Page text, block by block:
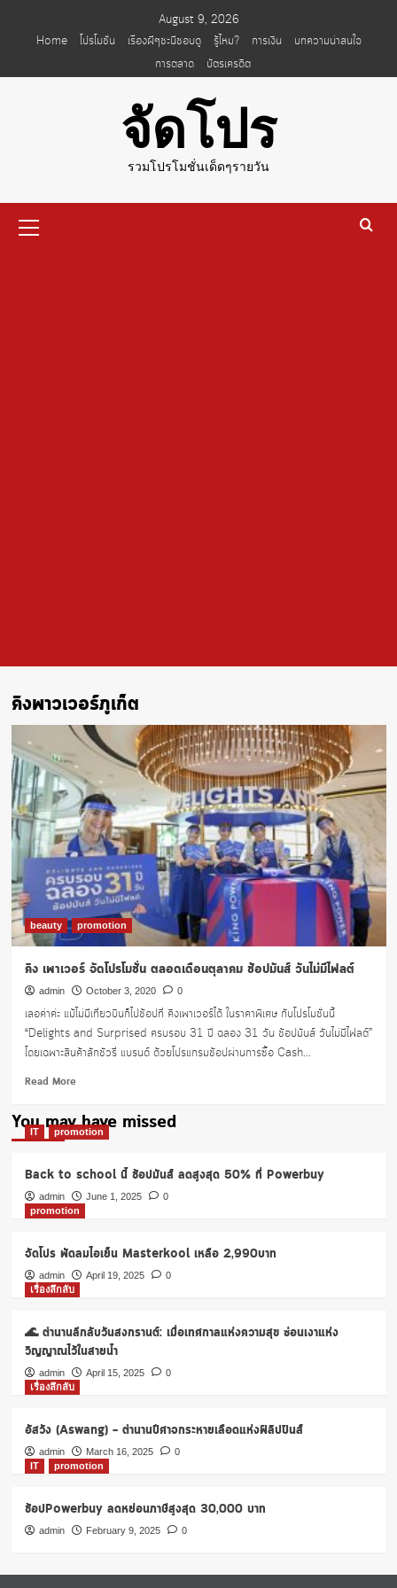
August 9, 2026
Home
โปรโมชั่น เรื่องผีๆชะนีชอบดู รู้ไหม? การเงิน
บทความน่าสนใจ
การตลาด
บัตรเครดิต
จัดโปร
รวมโปรโมชั่นเด็ดๆรายวัน
Menu
คิงพาวเวอร์ภูเก็ต
beauty promotion
คิง เพาเวอร์ จัดโปรโมชั่น ตลอดเดือนตุลาคม ช้อปมันส์ วันไม่มีไฟลต์
admin October 3, 2020 0
เลอค่าค่ะ แม้ไม่มีเที่ยวบินก็ไปช้อปที่ คิงเพาเวอร์ได้ ในราคาพิเศษ กับโปรโมชั่นนี้
“Delights and Surprised ครบรอบ 31 ปี ฉลอง 31 วัน ช้อปมันส์ วันไม่มีไฟลต์”
โดยเฉพาะสินค้าลักชัวรี่ แบรนด์ ด้วยโปรแกรมช้อปผ่านการซื้อ Cash...
Read MoreRead
about
คิง
จัด
โปร
โม
ตลอด
ตุลาคม
ช้อ
วัน
ไม่
มี
ไฟลต์
You may have missed
IT promotion
Back to school นี้ ช้อปมันส์ ลดสูงสุด 50% ที่ Powerbuy
admin June 1, 2025
0
promotion
จัดโปร พัดลมไอเย็น Masterkool เหลือ 2,990บาท
admin April 19, 2025
0
เรื่องลึกลับ
🌊 ตำนานลึกลับวันสงกรานต์: เมื่อเทศกาลแห่งความสุข ซ่อนเงาแห่ง
วิญญาณไว้ในสายน้ำ
admin April 15, 2025
0
เรื่องลึกลับ
อัสวัง (Aswang) – ตำนานปีศาจกระหายเลือดแห่งฟิลิปปินส์
admin March 16, 2025
0
IT
promotion
ช้อปPowerbuy ลดหย่อนภาษีสูงสุด 30,000 บาท
admin February 9, 2025 0